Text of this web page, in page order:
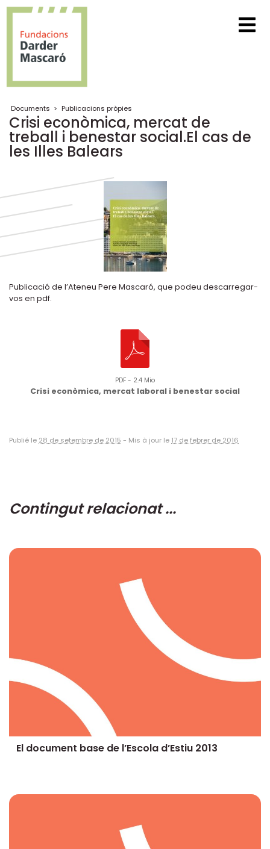
Documents > Publicacions pròpies
Crisi econòmica, mercat de
treball i benestar social.El cas de
les Illes Balears
Publicació de l’Ateneu Pere Mascaró, que podeu descarregar-
vos en pdf.
PDF - 2.4 Mio
Crisi econòmica, mercat laboral i benestar social
Publié le 28 de setembre de 2015 - Mis à jour le 17 de febrer de 2016
Contingut relacionat ...
El document base de l’Escola d’Estiu 2013